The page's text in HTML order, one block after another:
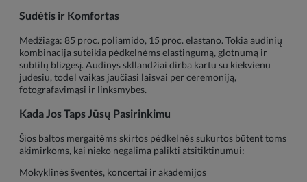
Sudėtis ir Komfortas
Medžiaga: 85 proc. poliamido, 15 proc. elastano. Tokia audinių
kombinacija suteikia pėdkelnėms elastingumą, glotnumą ir
subtilų blizgesį. Audinys skllandžiai dirba kartu su kiekvienu
judesiu, todėl vaikas jaučiasi laisvai per ceremoniją,
fotografavimąsi ir linksmybes.
Kada Jos Taps Jūsų Pasirinkimu
Šios baltos mergaitėms skirtos pėdkelnės sukurtos būtent toms
akimirkoms, kai nieko negalima palikti atsitiktinumui:
Mokyklinės šventės, koncertai ir akademijos